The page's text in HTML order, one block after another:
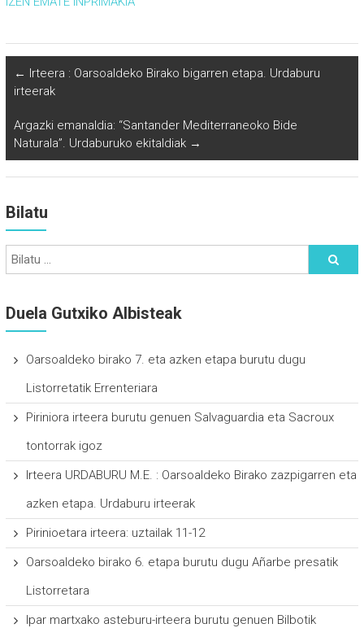
← Irteera : Oarsoaldeko Birako bigarren etapa. Urdaburu
irteerak
Argazki emanaldia: “Santander Mediterraneoko Bide
Naturala”. Urdaburuko ekitaldiak →
Bilatu
Duela Gutxiko Albisteak
Oarsoaldeko birako 7. eta azken etapa burutu dugu
Listorretatik Errenteriara
Piriniora irteera burutu genuen Salvaguardia eta Sacroux
tontorrak igoz
Irteera URDABURU M.E. : Oarsoaldeko Birako zazpigarren eta
azken etapa. Urdaburu irteerak
Pirinioetara irteera: uztailak 11-12
Oarsoaldeko birako 6. etapa burutu dugu Añarbe presatik
Listorretara
Ipar martxako asteburu-irteera burutu genuen Bilbotik